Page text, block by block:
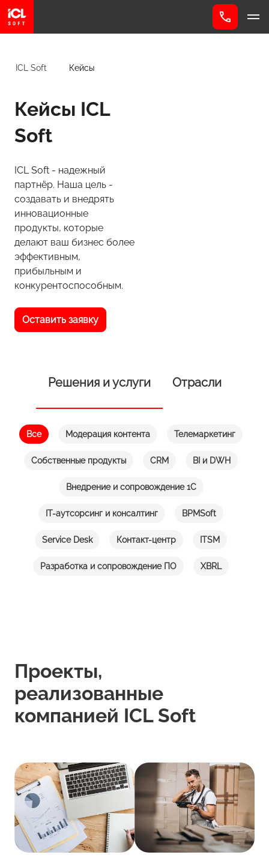
ICL Soft Кейсы
Кейсы ICL
Soft
ICL Soft - надежный
партнёр. Наша цель -
создавать и внедрять
инновационные
продукты, которые
делают ваш бизнес более
эффективным,
прибыльным и
конкурентоспособным.
Оставить заявку
Решения и услуги Отрасли
Все Модерация контента Телемаркетинг
Собственные продукты CRM BI и DWH
Внедрение и сопровождение 1С
IT-аутсорсинг и консалтинг BPMSoft
Service Desk Контакт-центр ITSM
Разработка и сопровождение ПО XBRL
Проекты,
реализованные
компанией ICL Soft